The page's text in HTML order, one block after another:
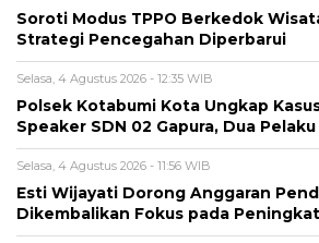
Soroti Modus TPPO Berkedok
Strategi Pencegahan Diperbarui
Selasa, 4 Agustus 2026 - 12:35 WIB
Polsek Kotabumi Kota Ungkap
Speaker SDN 02 Gapura, Dua
Selasa, 4 Agustus 2026 - 11:56 WIB
Esti Wijayati Dorong Anggaran
Dikembalikan Fokus pada